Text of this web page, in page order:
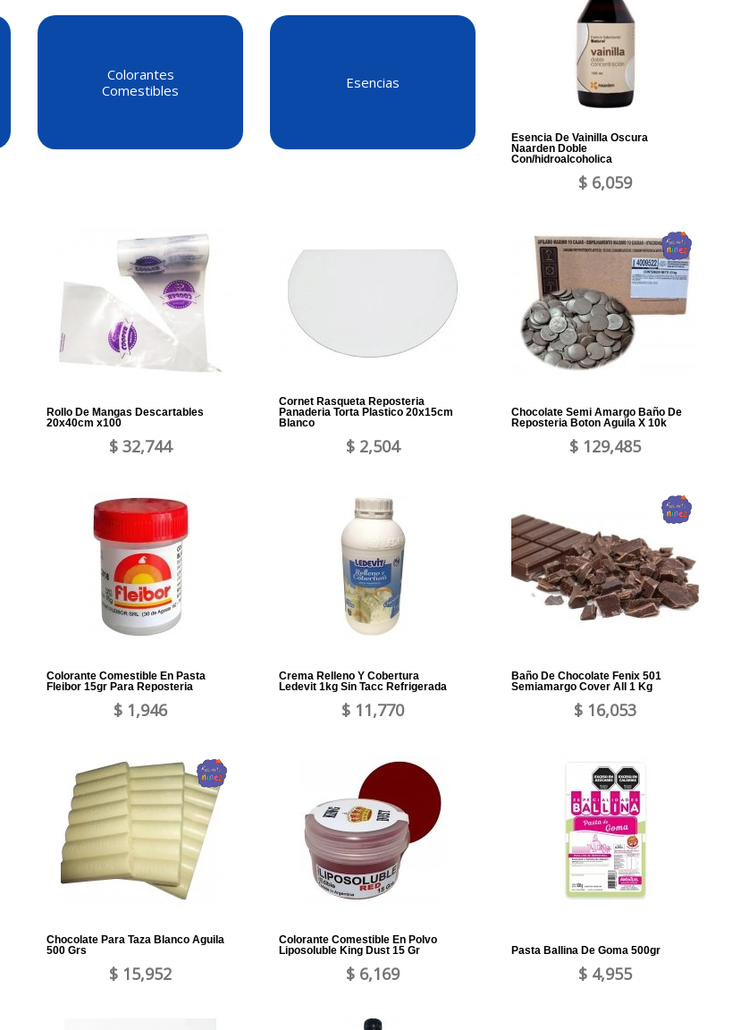
Colorantes
Comestibles
Esencias
Esencia De Vainilla Oscura
Naarden Doble
Con/hidroalcoholica
$ 6,059
Rollo De Mangas Descartables
20x40cm x100
$ 32,744
Cornet Rasqueta Reposteria
Panaderia Torta Plastico 20x15cm
Blanco
$ 2,504
Chocolate Semi Amargo Baño De
Reposteria Boton Aguila X 10k
$ 129,485
Colorante Comestible En Pasta
Fleibor 15gr Para Reposteria
$ 1,946
Crema Relleno Y Cobertura
Ledevit 1kg Sin Tacc Refrigerada
$ 11,770
Baño De Chocolate Fenix 501
Semiamargo Cover All 1 Kg
$ 16,053
Chocolate Para Taza Blanco Aguila
500 Grs
$ 15,952
Colorante Comestible En Polvo
Liposoluble King Dust 15 Gr
$ 6,169
Pasta Ballina De Goma 500gr
$ 4,955